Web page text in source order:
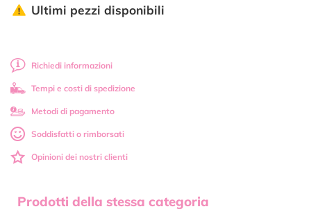
Ultimi pezzi disponibili
Richiedi informazioni
Tempi e costi di spedizione
Metodi di pagamento
Soddisfatti o rimborsati
Opinioni dei nostri clienti
Prodotti della stessa categoria